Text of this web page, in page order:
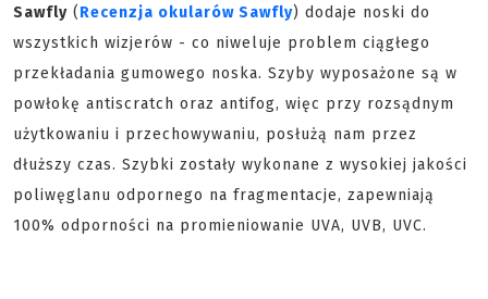
Sawfly (Recenzja okularów Sawfly) dodaje noski do
wszystkich wizjerów - co niweluje problem ciągłego
przekładania gumowego noska. Szyby wyposażone są w
powłokę antiscratch oraz antifog, więc przy rozsądnym
użytkowaniu i przechowywaniu, posłużą nam przez
dłuższy czas. Szybki zostały wykonane z wysokiej jakości
poliwęglanu odpornego na fragmentacje, zapewniają
100% odporności na promieniowanie UVA, UVB, UVC.